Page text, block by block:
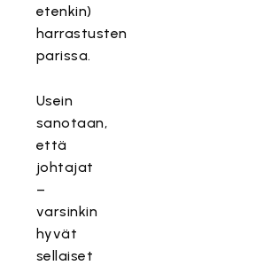
etenkin)
harrastusten
parissa.
Usein
sanotaan,
että
johtajat
–
varsinkin
hyvät
sellaiset